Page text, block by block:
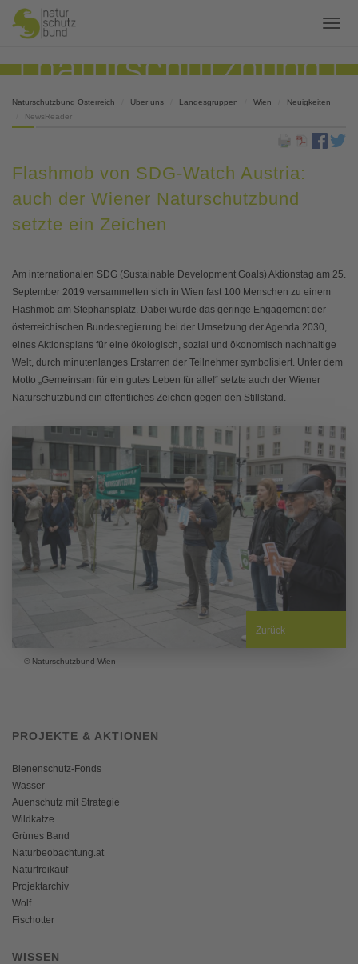
Naturschutzbund Österreich Über uns Landesgruppen Wien
Neuigkeiten
NewsReader
Flashmob von SDG-Watch Austria:
auch der Wiener Naturschutzbund
setzte ein Zeichen
Am internationalen SDG (Sustainable Development Goals) Aktionstag am 25.
September 2019 versammelten sich in Wien fast 100 Menschen zu einem
Flashmob am Stephansplatz. Dabei wurde das geringe Engagement der
österreichischen Bundesregierung bei der Umsetzung der Agenda 2030,
eines Aktionsplans für eine ökologisch, sozial und ökonomisch nachhaltige
Welt, durch minutenlanges Erstarren der Teilnehmer symbolisiert. Unter dem
Motto „Gemeinsam für ein gutes Leben für alle!“ setzte auch der Wiener
Naturschutzbund ein öffentliches Zeichen gegen den Stillstand.
© Naturschutzbund Wien
Zurück
PROJEKTE & AKTIONEN
Bienenschutz-Fonds
Wasser
Auenschutz mit Strategie
Wildkatze
Grünes Band
Naturbeobachtung.at
Naturfreikauf
Projektarchiv
Wolf
Fischotter
WISSEN